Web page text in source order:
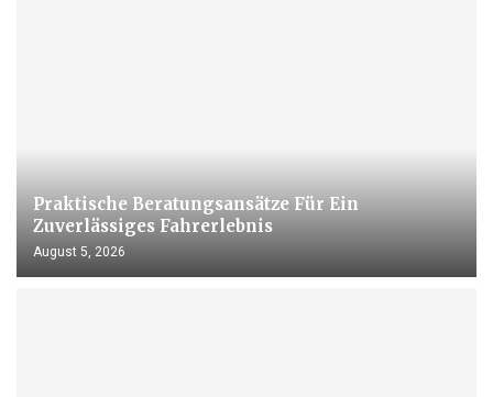
Praktische Beratungsansätze Für Ein
Zuverlässiges Fahrerlebnis
August 5, 2026